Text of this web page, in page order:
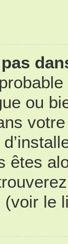
ou
êtes
le